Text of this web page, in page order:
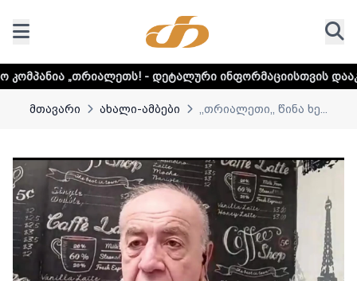
- დეტალური ინფორმაციისთვის დააკლიკეთ ლინკს
მთავარი ახალი-ამბები ,,თრიალეთი,, წინა ხე...